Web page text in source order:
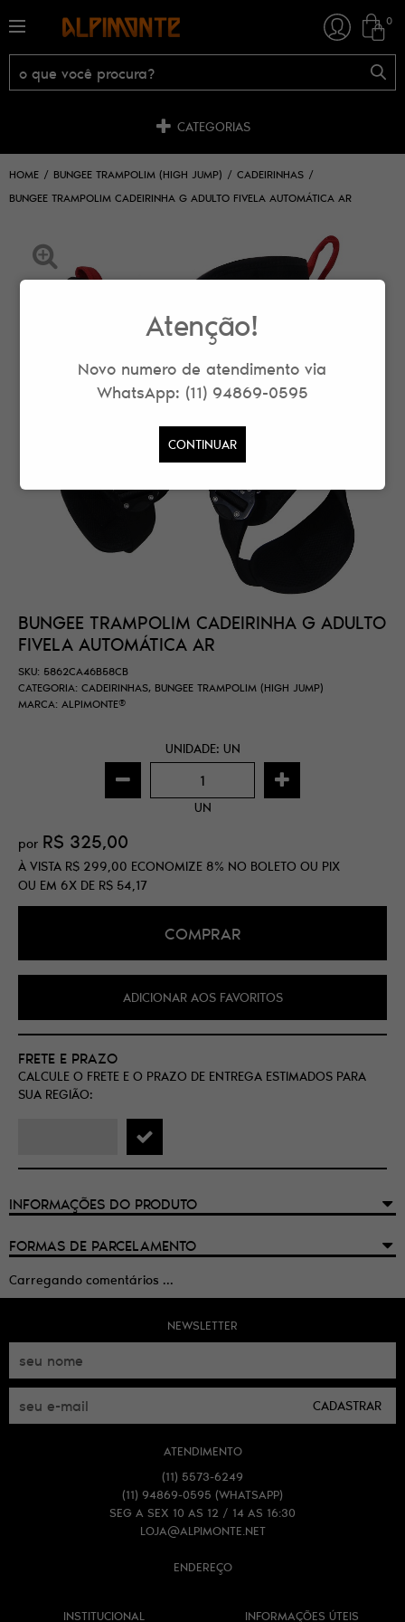
0
CATEGORIAS
HOME BUNGEE TRAMPOLIM (HIGH JUMP)
CADEIRINHAS
BUNGEE TRAMPOLIM CADEIRINHA G ADULTO FIVELA AUTOMÁTICA AR
BUNGEE TRAMPOLIM CADEIRINHA G ADULTO
FIVELA AUTOMÁTICA AR
SKU: 5862CA46B58CB
CATEGORIA: CADEIRINHAS, BUNGEE TRAMPOLIM (HIGH JUMP)
MARCA: ALPIMONTE®
UNIDADE: UN
UN
por R$ 325,00
À VISTA R$ 299,00 ECONOMIZE 8% NO BOLETO OU PIX
OU EM 6X DE R$ 54,17
COMPRAR
ADICIONAR AOS FAVORITOS
FRETE E PRAZO
CALCULE O FRETE E O PRAZO DE ENTREGA ESTIMADOS PARA
SUA REGIÃO:
INFORMAÇÕES DO PRODUTO
FORMAS DE PARCELAMENTO
Carregando comentários ...
NEWSLETTER
CADASTRAR
ATENDIMENTO
(11) 5573-6249
(11) 94869-0595 (WHATSAPP)
SEG A SEX 10 AS 12 / 14 AS 16:30
LOJA@ALPIMONTE.NET
ENDEREÇO
INSTITUCIONAL INFORMAÇÕES ÚTEIS
Atenção!
Novo numero de atendimento via
WhatsApp: (11) 94869-0595
CONTINUAR